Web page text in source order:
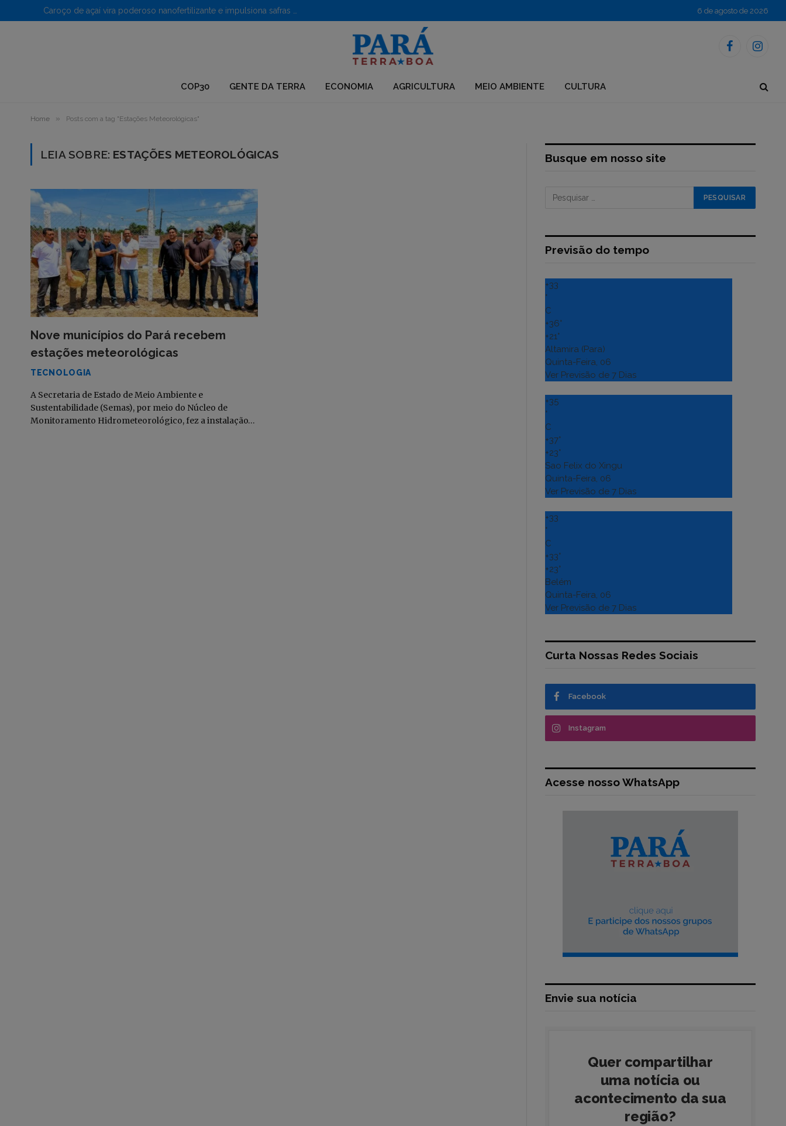
6 de agosto de 2026
Facebook
COP30 GENTE DA TERRA ECONOMIA AGRICULTURA MEIO AMBIENTE CULTURA
Home » Posts com a tag "Estações Meteorológicas"
LEIA SOBRE: ESTAÇÕES METEOROLÓGICAS
Nove municípios do Pará recebem
estações meteorológicas
TECNOLOGIA
A Secretaria de Estado de Meio Ambiente e
Sustentabilidade (Semas), por meio do Núcleo de
Monitoramento Hidrometeorológico, fez a instalação…
Busque em nosso site
Previsão do tempo
+33
°
C
+36°
+21°
Altamira (Para)
Quinta-Feira, 06
Ver Previsão de 7 Dias
+35
°
C
+37°
+23°
Sao Felix do Xingu
Quinta-Feira, 06
Ver Previsão de 7 Dias
+33
°
C
+33°
+23°
Belém
Quinta-Feira, 06
Ver Previsão de 7 Dias
Curta Nossas Redes Sociais
Facebook
Instagram
Acesse nosso WhatsApp
Envie sua notícia
Quer compartilhar
uma notícia ou
acontecimento da sua
região?